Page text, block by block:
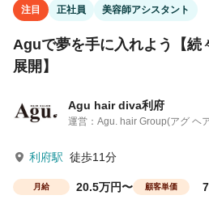
注目 正社員 美容師アシスタント
Aguで夢を手に入れよう【続
展開】
Agu hair diva利府
運営：Agu. hair Group(アグ ヘ
利府駅 徒歩11分
月給 20.5万円〜 顧客単価